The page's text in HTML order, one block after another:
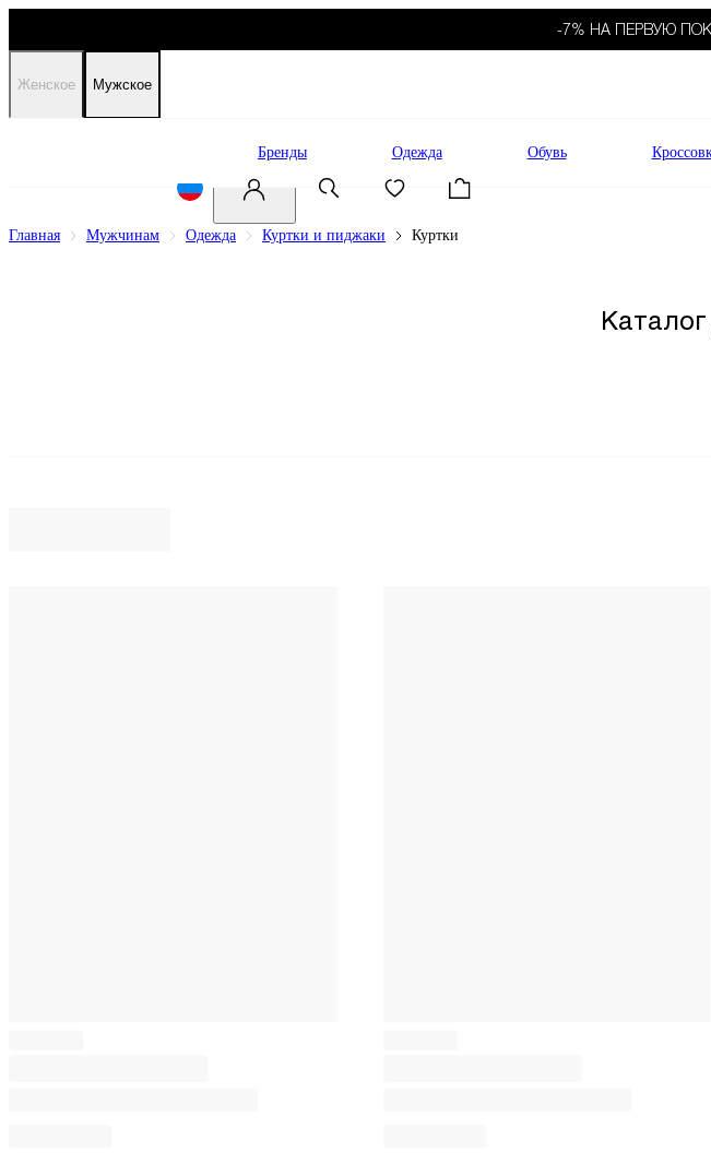
-7% НА ПЕРВУЮ
Женское Мужское
Бренды Одежда Обувь
Главная Мужчинам Одежда Куртки и пиджаки Куртки